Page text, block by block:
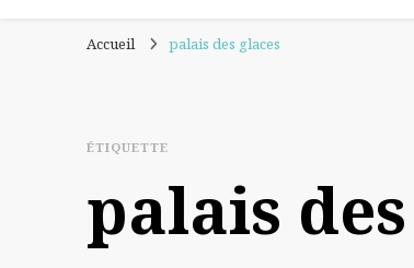
Accueil palais des glaces
ÉTIQUETTE
palais